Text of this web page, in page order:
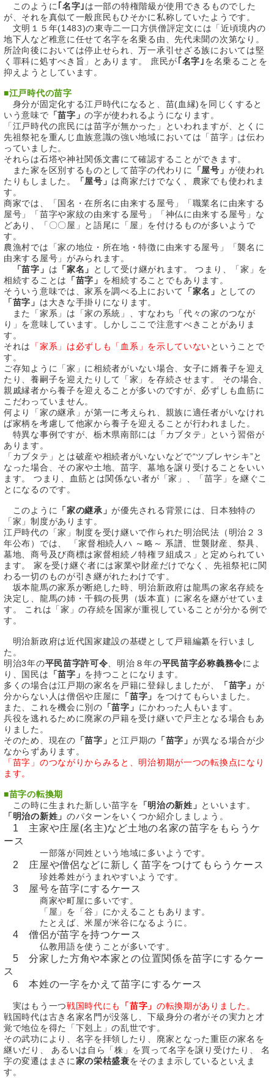
このように ｢名字｣は一部の特権階級が使用できるものでした
が、それを真似て一般庶民もひそかに私称していたようです。
文明１５年(1483)の東寺二一口方供僧評定文には「近頃境内の
地下人など稚意に任せて名字を名乗る由、先代未聞の次第なり。
所詮向後においては停止せられ、万一承引せざる族においては堅
く罪科に処すべき旨」とあります。 庶民が ｢名字｣を名乗ることを
抑えようとしています。
■江戸時代の苗字
身分が固定化する江戸時代になると、苗(血縁)を同じくすると
いう意味で 「苗字」の字が使われるようになります。
「江戸時代の庶民には苗字が無かった」といわれますが、とくに
先祖祭祀を重んじ血族意識の強い地域においては「苗字」は伝わ
っていました。
それらは石塔や神社関係文書にて確認することができます。
また家を区別するものとして苗字の代わりに
「屋号」 が使われ
たりもしました。
「屋号」 は商家だけでなく、農家でも使われま
す。
商家では、「国名・在所名に由来する屋号」「職業名に由来する
屋号」「苗字や家紋の由来する屋号」「神仏に由来する屋号」な
どあり、「〇〇屋」と語尾に「屋」を付けるものが多いようで
す。
農漁村では「家の地位・所在地・特徴に由来する屋号」「襲名に
由来する屋号」がみられます。
「苗字」 は 「家名」
として受け継がれます。 つまり、「家」を
相続することは
「苗字」 を相続することでもあります。
そういう意味では、家系を調べる上において
「家名」
としての
「苗字」 は大きな手掛りになります。
また「家系」は「家の系統」、すなわち「代々の家のつなが
り」を意味しています。しかしここで注意すべきことがありま
す。
それは
「家系」は必ずしも「血系」を示していないということで
す。
ご存知ように「家」に相続者がいない場合、女子に婿養子を迎え
たり、養嗣子を迎えたりして「家」を存続させます。 その場合、
親戚縁者から養子を迎えることが多いのですが、必ずしも血筋に
こだわっていません。
何より「家の継承」が第一に考えられ、親族に適任者がいなけれ
ば家柄を考慮して他家から養子を迎えることが行われました。
特異な事例ですが、栃木県南部には「カブタテ」という習俗が
あります。
「カブタテ」とは破産や相続者がいないなどで“ツブレヤシキ”と
なった場合、その家や土地、苗字、墓地を譲り受けることをいい
ます。 つまり、血筋とは関係ない者が「家」、「苗字」を継ぐこ
とになるのです。
このように 「家の継承」が優先される背景には、日本独特の
「家」制度があります。
江戸時代の「家」制度を受け継いで作られた明治民法（明治２３
年公布）では、 「家督相続人ハ ～略～ 系譜、世襲財産、祭具、
墓地、商号及び商標は家督相続ノ特権ヲ組成ス」と定められてい
ます。 家を受け継ぐ者には家業や財産だけでなく、先祖祭祀に関
わる一切のものが引き継がれたわけです。
坂本龍馬の家系が断絶した時、明治新政府は龍馬の家名存続を
決定し、龍馬の姉・千鶴の長男（坂本直）に家名を継がせていま
す。 これは「家」の存続を国家が重視していることが分かる例で
す。
明治新政府は近代国家建設の基礎として戸籍編纂を行いまし
た。
明治3年の平民苗字許可令 、明治８年の平民苗字必称義務令によ
り、国民は 「苗字」 を持つことになります。
多くの場合は江戸期の家名を戸籍に登録しましたが、
「苗字」 が
分からない人は僧侶や庄屋に
「苗字」 をつけてもらいました。
また、これを機会に別の 「苗字」 にかわった人もいます。
兵役を逃れるために廃家の戸籍を受け継いで戸主となる場合もあ
りました。
そのため、現在の 「苗字」 と江戸期の 「苗字」 が異なる場合が少
なからずあります。
「苗字」のつながりからみると、明治初期が一つの転換点になり
ます。
■苗字の転換期
この時に生まれた新しい苗字を 「明治の新姓」 といいます。
「明治の新姓」 のパターンをいくつか紹介しましょう。
1 主家や庄屋(名主)など土地の名家の苗字をもらうケ
ース
一部落が同姓という地域に多いようです。
2 庄屋や僧侶などに新しく苗字をつけてもらうケース
珍姓希姓がうまれやすいようです。
3 屋号を苗字にするケース
商家や町屋に多いです。
「屋」を「谷」にかえることもあります。
たとえば、米屋が米谷になるように。
4 僧侶が苗字を持つケース
仏教用語を使うことが多いです。
5 分家した方角や本家との位置関係を苗字にするケー
ス
6 本姓の一字をかえて苗字にするケース
実はもう一つ戦国時代にも 「苗字」 の転換期がありました。
戦国時代は古き名家名門が没落し、下級身分の者がその実力と才
覚で地位を得た「下剋上」の乱世です。
その武功により、名字を拝領したり、廃家となった重臣の家名を
継いだり、 あるいは自ら「株」を買って名字を譲り受けたり、 名
字の変遷はまさに家の栄枯盛衰をそのまま示しているといえま
す。